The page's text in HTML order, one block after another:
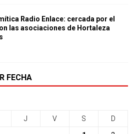
Radio Enlace: cercada por el
las asociaciones de Hortaleza
FECHA
J V S D